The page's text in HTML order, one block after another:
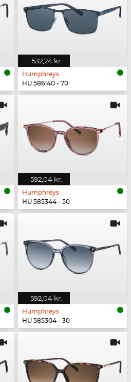
532,24 kr.
Humphreys
HU 586140 - 70
592,04 kr.
Humphreys
HU 585344 - 50
592,04 kr.
Humphreys
HU 585304 - 30